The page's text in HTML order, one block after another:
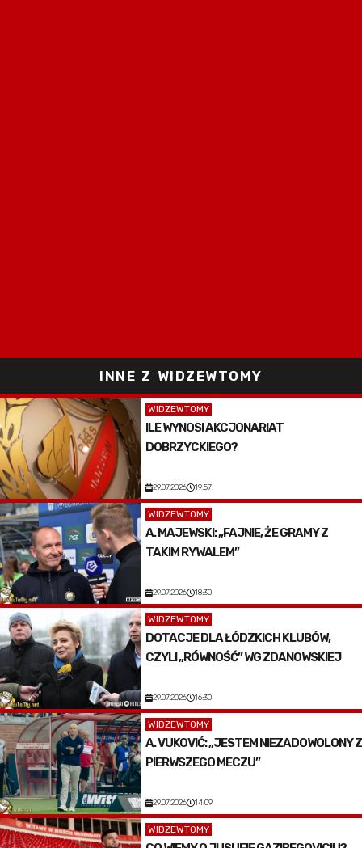
INNE Z WIDZEWTOMY
WIDZEWTOMY
ILE WYNOSI AKCJONARIAT
DOBRZYCKIEGO?
29.07.2026 19:57
WIDZEWTOMY
A. MAJEWSKI: „FAJNIE, ŻE GRAMY Z
TAKIM RYWALEM”
29.07.2026 18:30
WIDZEWTOMY
DOTACJE DLA ŁÓDZKICH KLUBÓW,
CZYLI „RÓWNOŚĆ” WG ZDANOWSKIEJ
29.07.2026 16:30
WIDZEWTOMY
A. VUKOVIĆ: „JESTEM NIEZADOWOLONY Z
PIERWSZEGO MECZU”
29.07.2026 14:09
WIDZEWTOMY